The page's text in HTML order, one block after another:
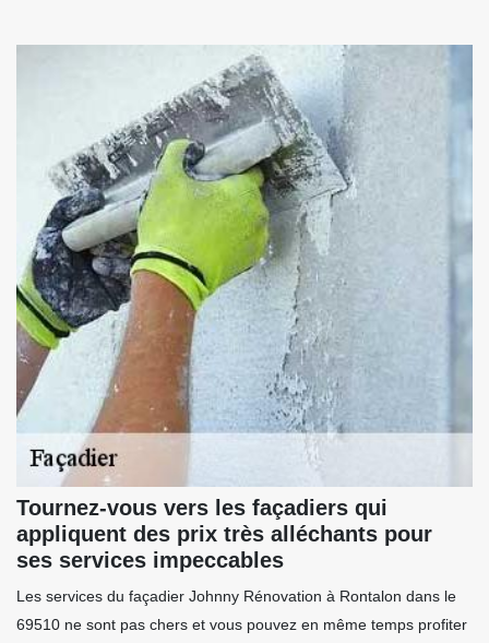
Tournez-vous vers les façadiers qui
appliquent des prix très alléchants pour
ses services impeccables
Les services du façadier Johnny Rénovation à Rontalon dans le
69510 ne sont pas chers et vous pouvez en même temps profiter